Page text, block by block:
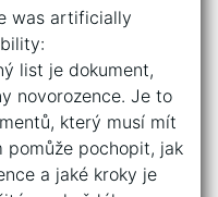
was artificially
list je dokument,
novorozence. Je to
který musí mít
pomůže pochopit, jak
a jaké kroky je